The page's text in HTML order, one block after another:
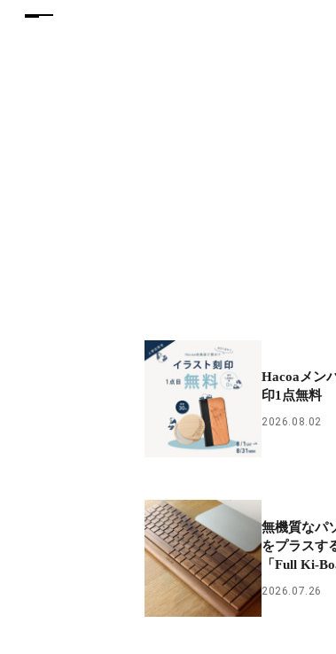
Hacoaメン
印1点無料
2026.08.02
無機質なパ
をプラスす
「Full Ki-
2026.07.26